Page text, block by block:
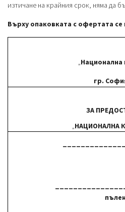
изтичане на крайния срок, няма да
Върху опаковката с офертата се
„Национална
гр.
ЗА
„НАЦИОНАЛНА